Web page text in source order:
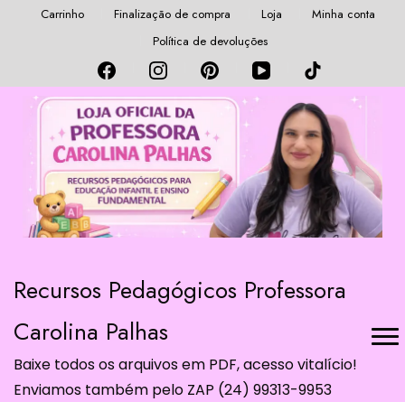
Carrinho Finalização de compra Loja
Minha conta
Política de devoluções
Recursos Pedagógicos Professora
Carolina Palhas
Baixe todos os arquivos em PDF, acesso vitalício!
Enviamos também pelo ZAP (24) 99313-9953